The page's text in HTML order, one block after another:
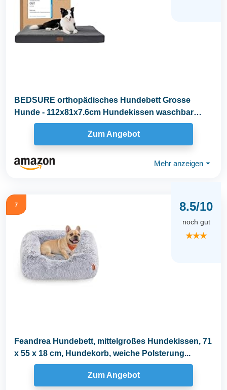
BEDSURE orthopädisches Hundebett Grosse
Hunde - 112x81x7.6cm Hundekissen waschbar
Hundematte mit...
Zum Angebot
Mehr anzeigen ⏷
7 8.5/10
noch gut
★★★
Feandrea Hundebett, mittelgroßes Hundekissen, 71
x 55 x 18 cm, Hundekorb, weiche Polsterung...
Zum Angebot